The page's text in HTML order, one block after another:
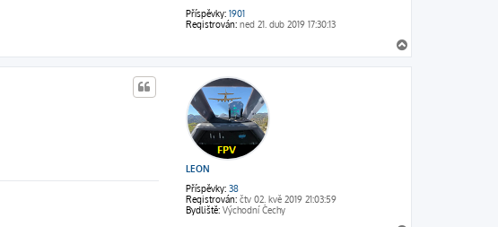
Příspěvky: 1901
Registrován: ned 21. dub 2019 17:30:13
a
h
LEON
Příspěvky: 38
Registrován: čtv 02. kvě 2019 21:03:59
Bydliště: Východní Čechy